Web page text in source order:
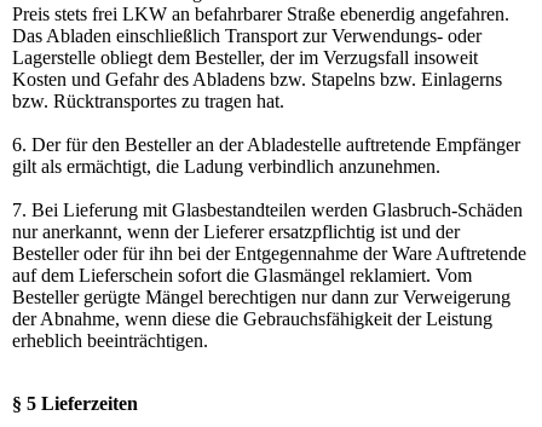
Preis stets frei LKW an befahrbarer Straße ebenerdig angefahren.
Das Abladen einschließlich Transport zur Verwendungs- oder
Lagerstelle obliegt dem Besteller, der im Verzugsfall insoweit
Kosten und Gefahr des Abladens bzw. Stapelns bzw. Einlagerns
bzw. Rücktransportes zu tragen hat.
6. Der für den Besteller an der Abladestelle auftretende Empfänger
gilt als ermächtigt, die Ladung verbindlich anzunehmen.
7. Bei Lieferung mit Glasbestandteilen werden Glasbruch-Schäden
nur anerkannt, wenn der Lieferer ersatzpflichtig ist und der
Besteller oder für ihn bei der Entgegennahme der Ware Auftretende
auf dem Lieferschein sofort die Glasmängel reklamiert. Vom
Besteller gerügte Mängel berechtigen nur dann zur Verweigerung
der Abnahme, wenn diese die Gebrauchsfähigkeit der Leistung
erheblich beeinträchtigen.
§ 5 Lieferzeiten